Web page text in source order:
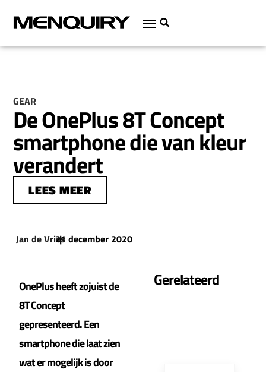
GEAR
De OnePlus 8T Concept
smartphone die van kleur
verandert
LEES MEER
Jan de Vries
|
21 december 2020
OnePlus heeft zojuist de
8T Concept
gepresenteerd. Een
smartphone die laat zien
wat er mogelijk is door
Gerelateerd